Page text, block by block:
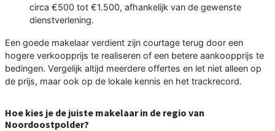
circa €500 tot €1.500, afhankelijk van de gewenste
dienstverlening.
Een goede makelaar verdient zijn courtage terug door een
hogere verkoopprijs te realiseren of een betere aankoopprijs te
bedingen. Vergelijk altijd meerdere offertes en let niet alleen op
de prijs, maar ook op de lokale kennis en het trackrecord.
Hoe kies je de juiste makelaar in de regio van
Noordoostpolder?